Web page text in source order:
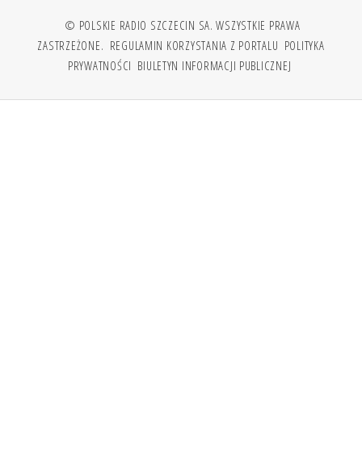
© POLSKIE RADIO SZCZECIN SA. WSZYSTKIE PRAWA
ZASTRZEŻONE. REGULAMIN KORZYSTANIA Z PORTALU POLITYKA
PRYWATNOŚCI BIULETYN INFORMACJI PUBLICZNEJ